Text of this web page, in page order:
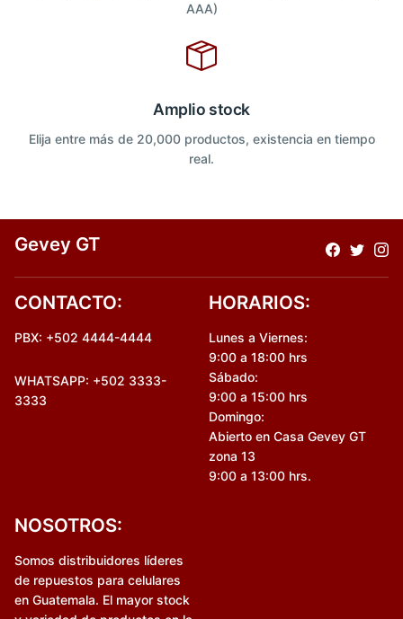
AAA)
Amplio stock
Elija entre más de 20,000 productos, existencia en tiempo
real.
Gevey GT
CONTACTO:
PBX: +502 4444-4444
WHATSAPP: +502 3333-
3333
HORARIOS:
Lunes a Viernes:
9:00 a 18:00 hrs
Sábado:
9:00 a 15:00 hrs
Domingo:
Abierto en Casa Gevey GT
zona 13
9:00 a 13:00 hrs.
NOSOTROS:
Somos distribuidores líderes
de repuestos para celulares
en Guatemala. El mayor stock